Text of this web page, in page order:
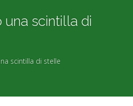
una scintilla di
scintilla di stelle